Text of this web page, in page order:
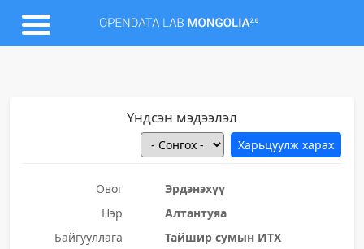
Үндсэн мэдээлэл
Овог
Эрдэнэхүү
Нэр
Алтантуяа
Байгууллага
Тайшир сумын ИТХ